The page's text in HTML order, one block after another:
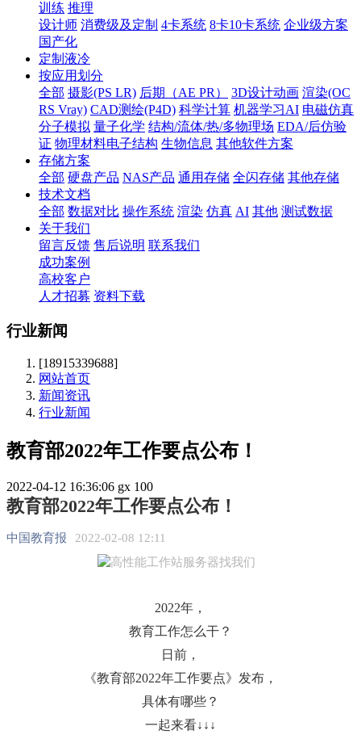
训练 推理
设计师 消费级及定制 4卡系统 8卡10卡系统 企业级方案
国产化
定制液冷
按应用划分
全部 摄影(PS LR) 后期（AE PR） 3D设计动画 渲染(OC
RS Vray) CAD测绘(P4D) 科学计算 机器学习AI 电磁仿真
分子模拟 量子化学 结构/流体/热/多物理场 EDA/后仿验
证 物理材料电子结构 生物信息 其他软件方案
存储方案
全部 硬盘产品 NAS产品 通用存储 全闪存储 其他存储
技术文档
全部 数据对比 操作系统 渲染 仿真 AI 其他 测试数据
关于我们
留言反馈 售后说明 联系我们
成功案例
高校客户
人才招募 资料下载
行业新闻
[18915339688]
网站首页
新闻资讯
行业新闻
教育部2022年工作要点公布！
2022-04-12 16:36:06 gx 100
教育部2022年工作要点公布！
中国教育报 2022-02-08 12:11
2022年，
教育工作怎么干？
日前，
《教育部2022年工作要点》发布 ，
具体有哪些？
一起来看↓↓↓